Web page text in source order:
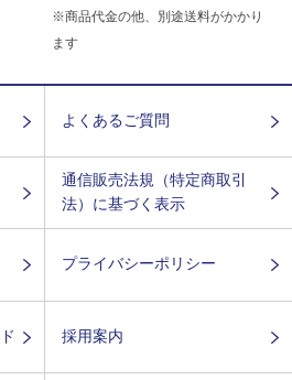
※商品代金の他、別途送料がかかり
ます
よくあるご質問
通信販売法規（特定商取引
法）に基づく表示
プライバシーポリシー
採用案内